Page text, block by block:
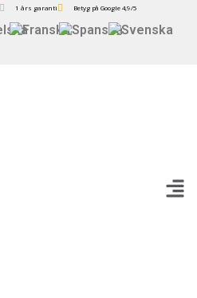
1 års garanti Betyg på Google 4,9/5